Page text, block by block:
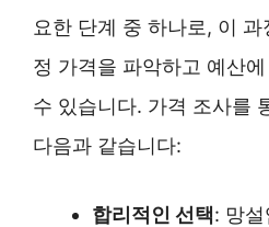
요한 단계 중 하나로, 이
정 가격을 파악하고 예산
수 있습니다. 가격 조사를
다음과 같습니다:
합리적인 선택: 망